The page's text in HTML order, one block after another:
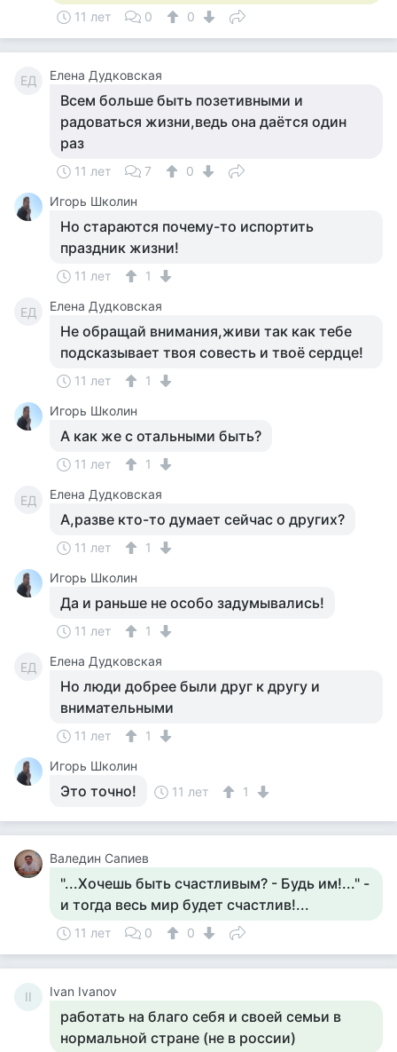
11 лет 0 0
ЕД Елена Дудковская
Всем больше быть позетивными и
радоваться жизни,ведь она даётся один
раз
11 лет 7
0
Игорь Школин
Но стараются почему-то испортить
праздник жизни!
11 лет 1
ЕД Елена Дудковская
Не обращай внимания,живи так как тебе
подсказывает твоя совесть и твоё сердце!
11 лет
1
Игорь Школин
А как же с отальными быть?
11 лет 1
ЕД Елена Дудковская
А,разве кто-то думает сейчас о других?
11 лет
1
Игорь Школин
Да и раньше не особо задумывались!
11 лет 1
ЕД Елена Дудковская
Но люди добрее были друг к другу и
внимательными
11 лет
1
Игорь Школин
Это точно! 11 лет 1
Валедин Сапиев
"...Хочешь быть счастливым? - Будь им!..." -
и тогда весь мир будет счастлив!...
11 лет 0 0
II Ivan Ivanov
работать на благо себя и своей семьи в
нормальной стране (не в россии)